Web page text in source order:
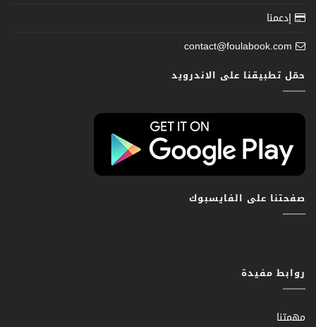
إدعمنا
contact@foulabook.com
حمّل تطبيقنا على الاندرويد
صفحتنا على الفايسبوك
روابط مفيدة
مهمتنا